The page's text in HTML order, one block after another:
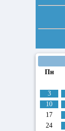
Пн
3
10
17
24